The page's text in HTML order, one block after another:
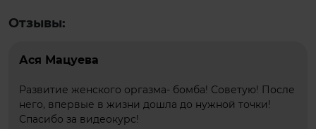
Отзывы:
Ася Мацуева
Развитие женского оргазма- бомба! Советую! После
него, впервые в жизни дошла до нужной точки!
Спасибо за видеокурс!